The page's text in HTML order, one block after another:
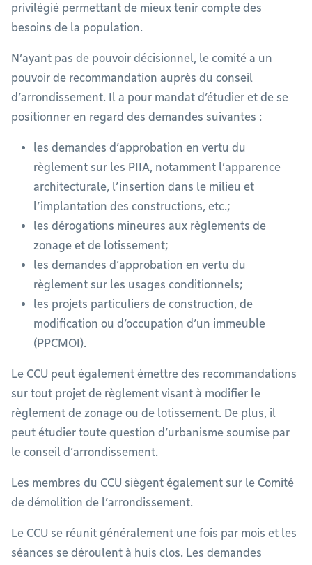
privilégié permettant de mieux tenir compte des
besoins de la population.
N’ayant pas de pouvoir décisionnel, le comité a un
pouvoir de recommandation auprès du conseil
d’arrondissement. Il a pour mandat d’étudier et de se
positionner en regard des demandes suivantes :
les demandes d’approbation en vertu du
règlement sur les PIIA, notamment l’apparence
architecturale, l’insertion dans le milieu et
l’implantation des constructions, etc.;
les dérogations mineures aux règlements de
zonage et de lotissement;
les demandes d’approbation en vertu du
règlement sur les usages conditionnels;
les projets particuliers de construction, de
modification ou d’occupation d’un immeuble
(PPCMOI).
Le CCU peut également émettre des recommandations
sur tout projet de règlement visant à modifier le
règlement de zonage ou de lotissement. De plus, il
peut étudier toute question d’urbanisme soumise par
le conseil d’arrondissement.
Les membres du CCU siègent également sur le Comité
de démolition de l’arrondissement.
Le CCU se réunit généralement une fois par mois et les
séances se déroulent à huis clos. Les demandes